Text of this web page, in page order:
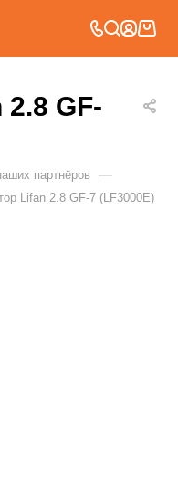
GF-
партнёров —
Lifan 2.8 GF-7 (LF3000E)